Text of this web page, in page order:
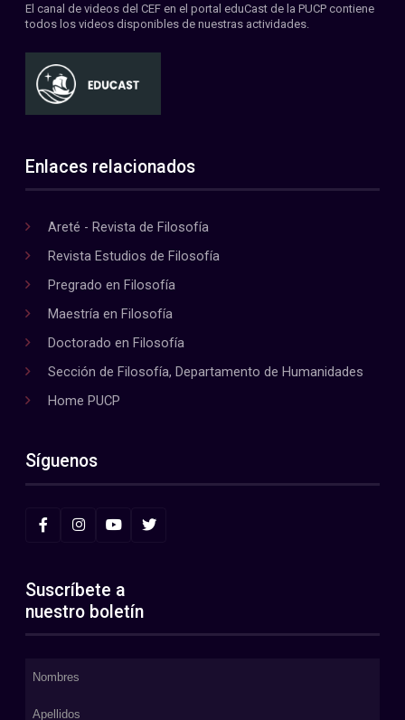
El canal de videos del CEF en el portal eduCast de la PUCP contiene
todos los videos disponibles de nuestras actividades.
Enlaces relacionados
Areté - Revista de Filosofía
Revista Estudios de Filosofía
Pregrado en Filosofía
Maestría en Filosofía
Doctorado en Filosofía
Sección de Filosofía, Departamento de Humanidades
Home PUCP
Síguenos
Suscríbete a
nuestro boletín